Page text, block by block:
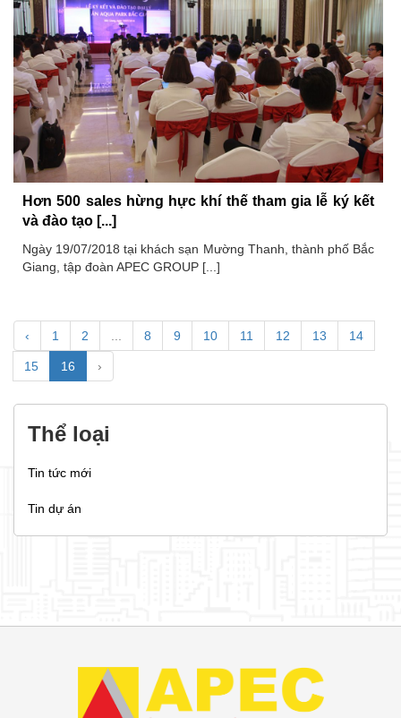
Hơn 500 sales hừng hực khí thế tham gia lễ ký kết
và đào tạo [...]
Ngày 19/07/2018 tại khách sạn Mường Thanh, thành phố Bắc
Giang, tập đoàn APEC GROUP [...]
‹ 1 2 8 9 10 11 12 13 14
15 16 ›
Thể loại
Tin tức mới
Tin dự án